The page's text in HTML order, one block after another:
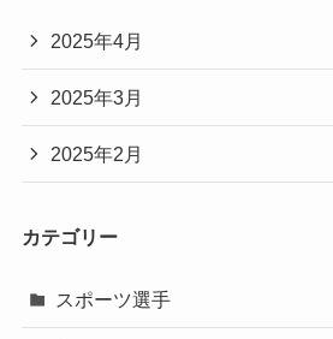
2025年4月
2025年3月
2025年2月
カテゴリー
スポーツ選手